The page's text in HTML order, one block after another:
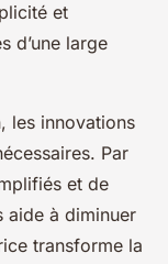
et
d’une large
les innovations
Par
et de
aide à diminuer
transforme la